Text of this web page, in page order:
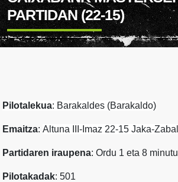
PARTIDAN (22-15)
Pilotalekua: Barakaldes (Barakaldo)
Emaitza: Altuna III-Imaz 22-15 Jaka-
Partidaren iraupena: Ordu 1 eta 8 minutu
Pilotakadak: 501